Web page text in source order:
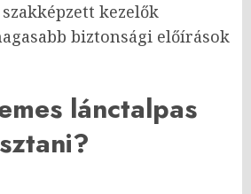
kezelők
biztonsági előírások
lánctalpas